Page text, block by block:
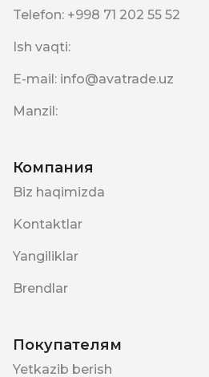
Telefon: +998 71 202 55 52
Ish vaqti:
E-mail: info@avatrade.uz
Manzil:
Компания
Biz haqimizda
Kontaktlar
Yangiliklar
Brendlar
Покупателям
Yetkazib berish